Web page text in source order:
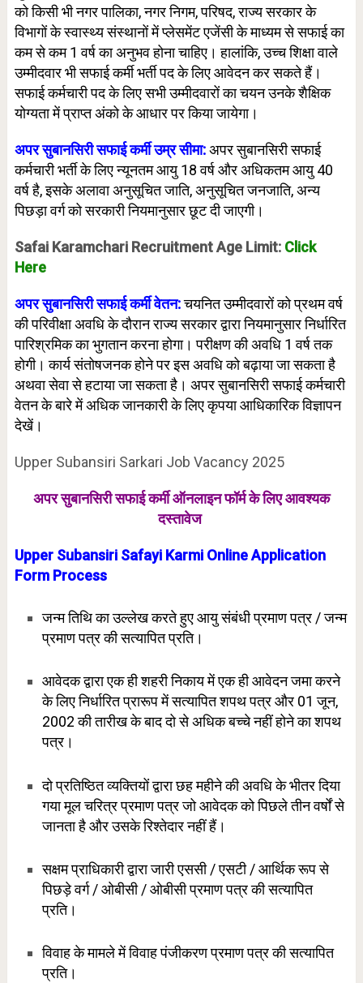
को किसी भी नगर पालिका, नगर निगम, परिषद, राज्य सरकार के
विभागों के स्वास्थ्य संस्थानों में प्लेसमेंट एजेंसी के माध्यम से सफाई का
कम से कम 1 वर्ष का अनुभव होना चाहिए। हालांकि, उच्च शिक्षा वाले
उम्मीदवार भी सफाई कर्मी भर्ती पद के लिए आवेदन कर सकते हैं।
सफाई कर्मचारी पद के लिए सभी उम्मीदवारों का चयन उनके शैक्षिक
योग्यता में प्राप्त अंको के आधार पर किया जायेगा।
अपर सुबानसिरी सफाई कर्मी उम्र सीमा:अपर सुबानसिरी सफाई
कर्मचारी भर्ती के लिए न्यूनतम आयु 18 वर्ष और अधिकतम आयु 40
वर्ष है, इसके अलावा अनुसूचित जाति, अनुसूचित जनजाति, अन्य
पिछड़ा वर्ग को सरकारी नियमानुसार छूट दी जाएगी।
Safai Karamchari Recruitment Age Limit: Click
Here
अपर सुबानसिरी सफाई कर्मी वेतन:चयनित उम्मीदवारों को प्रथम वर्ष
की परिवीक्षा अवधि के दौरान राज्य सरकार द्वारा नियमानुसार निर्धारित
पारिश्रमिक का भुगतान करना होगा। परीक्षण की अवधि 1 वर्ष तक
होगी। कार्य संतोषजनक होने पर इस अवधि को बढ़ाया जा सकता है
अथवा सेवा से हटाया जा सकता है। अपर सुबानसिरी सफाई कर्मचारी
वेतन के बारे में अधिक जानकारी के लिए कृपया आधिकारिक विज्ञापन
देखें।
Upper Subansiri Sarkari Job Vacancy 2025
अपर सुबानसिरी सफाई कर्मी ऑनलाइन फॉर्म के लिएआवश्यक
दस्तावेज
Upper Subansiri Safayi Karmi Online Application
Form Process
जन्म तिथि का उल्लेख करते हुए आयु संबंधी प्रमाण पत्र / जन्म
प्रमाण पत्र की सत्यापित प्रति।
आवेदक द्वारा एक ही शहरी निकाय में एक ही आवेदन जमा करने
के लिए निर्धारित प्रारूप में सत्यापित शपथ पत्र और 01 जून,
2002 की तारीख के बाद दो से अधिक बच्चे नहीं होने का शपथ
पत्र।
दो प्रतिष्ठित व्यक्तियों द्वारा छह महीने की अवधि के भीतर दिया
गया मूल चरित्र प्रमाण पत्र जो आवेदक को पिछले तीन वर्षों से
जानता है और उसके रिश्तेदार नहीं हैं।
सक्षम प्राधिकारी द्वारा जारी एससी / एसटी / आर्थिक रूप से
पिछड़े वर्ग / ओबीसी / ओबीसी प्रमाण पत्र की सत्यापित
प्रति।
विवाह के मामले में विवाह पंजीकरण प्रमाण पत्र की सत्यापित
प्रति।